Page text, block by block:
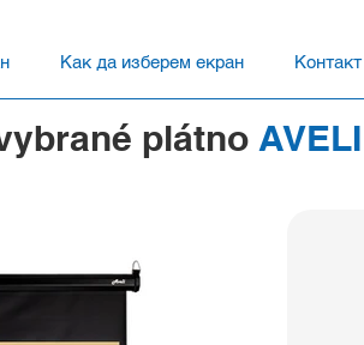
Как да изберем екран Контакт
plátno AVELI